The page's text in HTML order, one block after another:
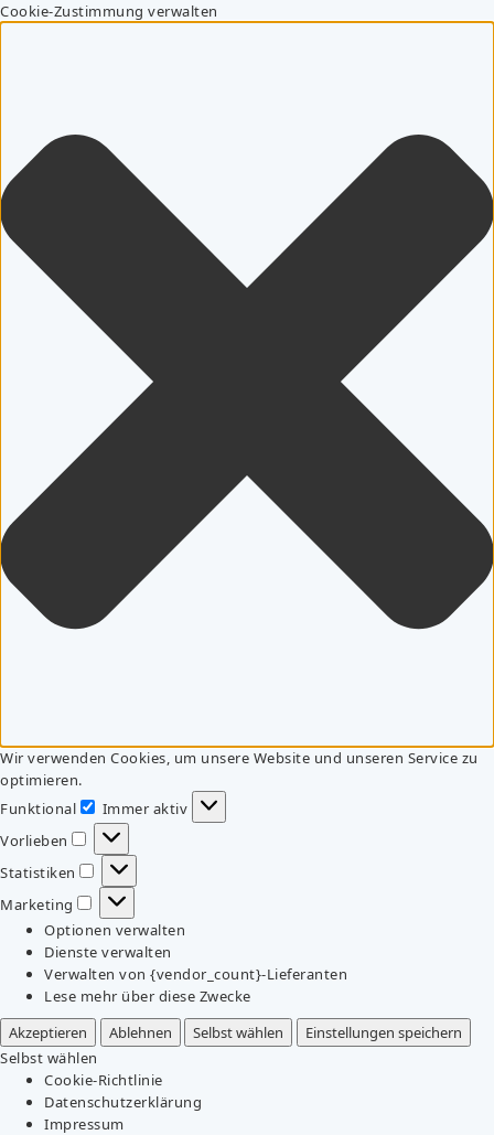
Cookie-Zustimmung verwalten
Wir verwenden Cookies, um unsere Website und unseren Service zu
optimieren.
Funktional
Funktional
Immer aktiv
Vorlieben
Vorlieben
Statistiken
Statistiken
Marketing
Marketing
Optionen verwalten
Dienste verwalten
Verwalten von {vendor_count}-Lieferanten
Lese mehr über diese Zwecke
Akzeptieren
Ablehnen Selbst wählen
Einstellungen speichern
Selbst wählen
Cookie-Richtlinie
Datenschutzerklärung
Impressum